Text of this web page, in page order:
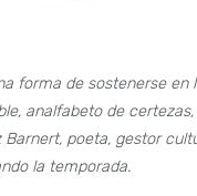
forma de sostenerse en
analfabeto de certezas,
poeta, gestor
la temporada.